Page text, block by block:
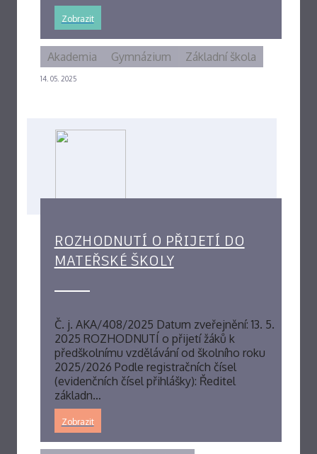
Zobrazit
14. 05. 2025
Akademia Gymnázium Základní škola
ROZHODNUTÍ O PŘIJETÍ DO
MATEŘSKÉ ŠKOLY
Č. j. AKA/408/2025 Datum zveřejnění: 13. 5.
2025 ROZHODNUTÍ o přijetí žáků k
předškolnímu vzdělávání od školního roku
2025/2026 Podle registračních čísel
(evidenčních čísel přihlášky): Ředitel
základn…
Zobrazit